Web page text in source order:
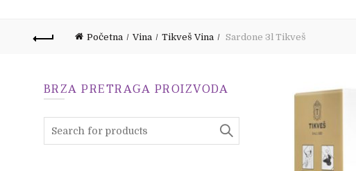
Početna Vina Tikveš Vina Sardone 3l Tikveš
BRZA PRETRAGA PROIZVODA